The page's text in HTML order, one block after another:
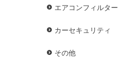
エアコンフィルター
カーセキュリティ
その他